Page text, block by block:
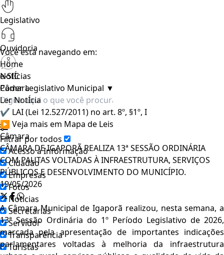
Legislativo
Ouvidoria
e-SIC
Poder Legislativo Municipal ▼
Filtrar por todos
Acesso à Informação
Cidadão
Empresas
Fotos
Notícias
Secretarias
Servidor
Transparência
Turistas
Você está navegando em:
Home
NotÍcias
Câmara
Ler NotÍcia
✔ LAI (Lei 12.527/2011) no art. 8º, §1º, I
▶ Veja mais em Mapa de Leis
Câmara
CÂMARA DE IGAPORÃ REALIZA 13ª SESSÃO ORDINÁRIA
COM PAUTAS VOLTADAS À INFRAESTRUTURA, SERVIÇOS
PÚBLICOS E DESENVOLVIMENTO DO MUNICÍPIO.
19/05/2026
A Câmara Municipal de Igaporã realizou, nesta semana, a
13ª Sessão Ordinária do 1º Período Legislativo de 2026,
marcada pela apresentação de importantes indicações
parlamentares voltadas à melhoria da infraestrutura